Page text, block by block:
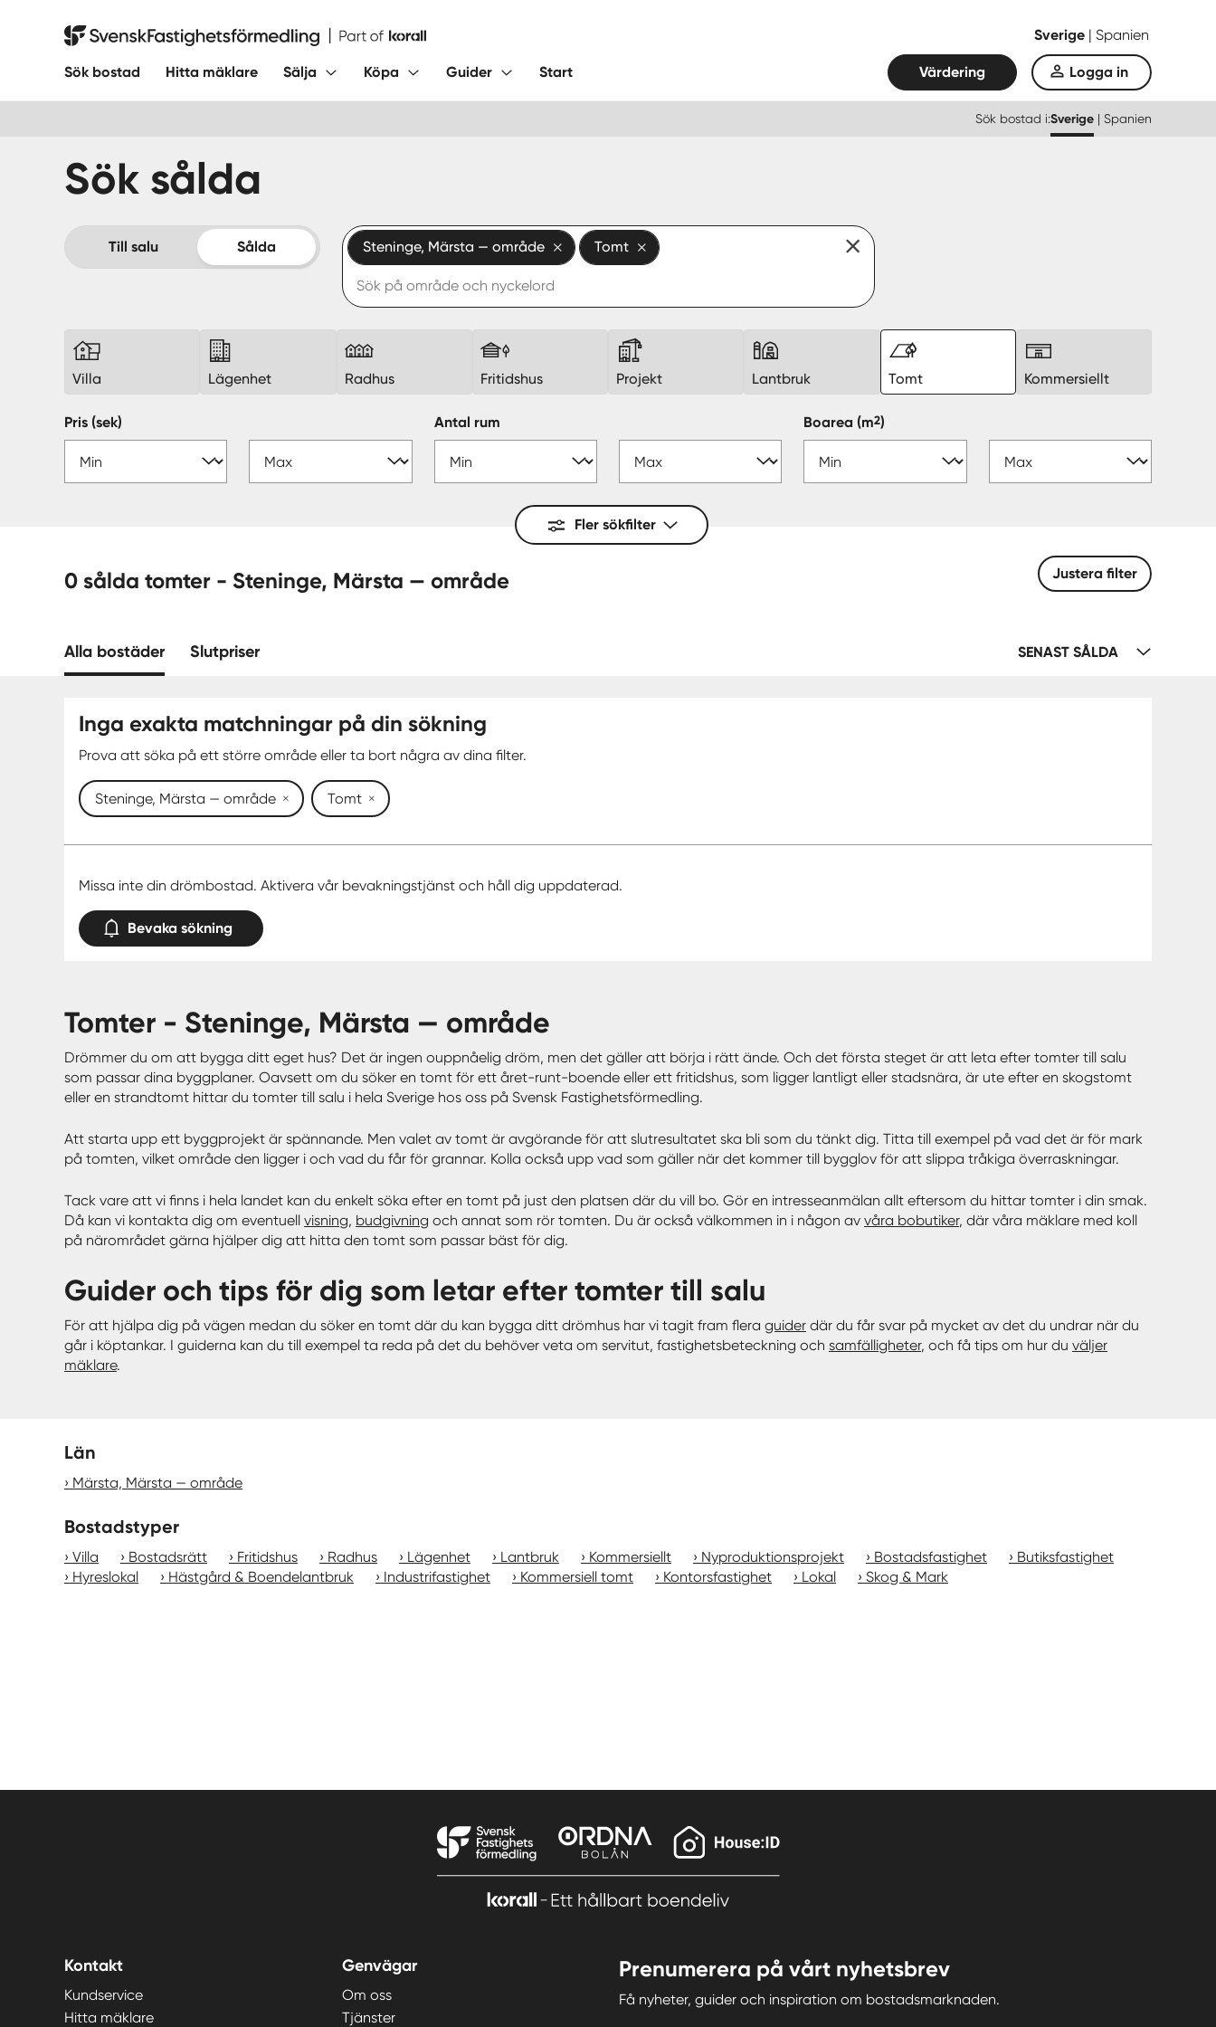
Svensk Fastighetsförmedling Sverige | Spanien
Sök bostad Hitta mäklare Sälja Köpa Guider Start Värdering Logga in
Sök bostad i:Sverige | Spanien
Sök sålda
Till salu Sålda Steninge, Märsta — område Tomt
Villa Lägenhet Radhus Fritidshus Projekt Lantbruk Tomt Kommersiellt
Pris (sek) Antal rum Boarea(m2)
Fler sökfilter
0 sålda tomter - Steninge, Märsta — område Justera filter
Alla bostäder Slutpriser SENAST SÅLDA
Inga exakta matchningar på din sökning
Prova att söka på ett större område eller ta bort några av dina filter.
Steninge, Märsta — område Tomt
Missa inte din drömbostad. Aktivera vår bevakningstjänst och håll dig uppdaterad.
Bevaka sökning
tomter - Steninge, Märsta — område
Drömmer du om att bygga ditt eget hus? Det är ingen ouppnåelig dröm, men det gäller att börja i rätt ände. Och det första steget är att leta efter tomter till salu
som passar dina byggplaner. Oavsett om du söker en tomt för ett året-runt-boende eller ett fritidshus, som ligger lantligt eller stadsnära, är ute efter en skogstomt
eller en strandtomt hittar du tomter till salu i hela Sverige hos oss på Svensk Fastighetsförmedling.
Att starta upp ett byggprojekt är spännande. Men valet av tomt är avgörande för att slutresultatet ska bli som du tänkt dig. Titta till exempel på vad det är för mark
på tomten, vilket område den ligger i och vad du får för grannar. Kolla också upp vad som gäller när det kommer till bygglov för att slippa tråkiga överraskningar.
Tack vare att vi finns i hela landet kan du enkelt söka efter en tomt på just den platsen där du vill bo. Gör en intresseanmälan allt eftersom du hittar tomter i din smak.
Då kan vi kontakta dig om eventuell visning, budgivning och annat som rör tomten. Du är också välkommen in i någon av våra bobutiker, där våra mäklare med koll
på närområdet gärna hjälper dig att hitta den tomt som passar bäst för dig.
Guider och tips för dig som letar efter tomter till salu
För att hjälpa dig på vägen medan du söker en tomt där du kan bygga ditt drömhus har vi tagit fram flera guider där du får svar på mycket av det du undrar när du
går i köptankar. I guiderna kan du till exempel ta reda på det du behöver veta om servitut, fastighetsbeteckning och samfälligheter, och få tips om hur du väljer
mäklare.
Län
Märsta, Märsta — område
Bostadstyper
Villa Bostadsrätt Fritidshus Radhus Lägenhet Lantbruk Kommersiellt Nyproduktionsprojekt Bostadsfastighet
Butiksfastighet
Hyreslokal
Hästgård & Boendelantbruk Industrifastighet Kommersiell tomt Kontorsfastighet Lokal Skog & Mark
Kontakt
Kundservice
Hitta mäklare
Genvägar
Om oss
Tjänster
Prenumerera på vårt nyhetsbrev
Få nyheter, guider och inspiration om bostadsmarknaden.